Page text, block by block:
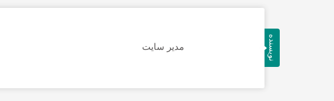
نویسنده مدیر سایت